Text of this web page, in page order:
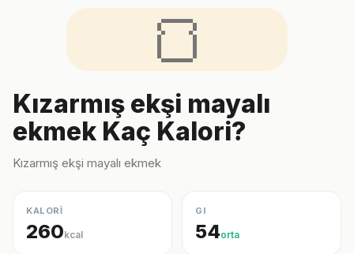
🍞
Kızarmış ekşi mayalı
ekmek Kaç Kalori?
Kızarmış ekşi mayalı ekmek
KALORİ
260kcal
GI
54orta